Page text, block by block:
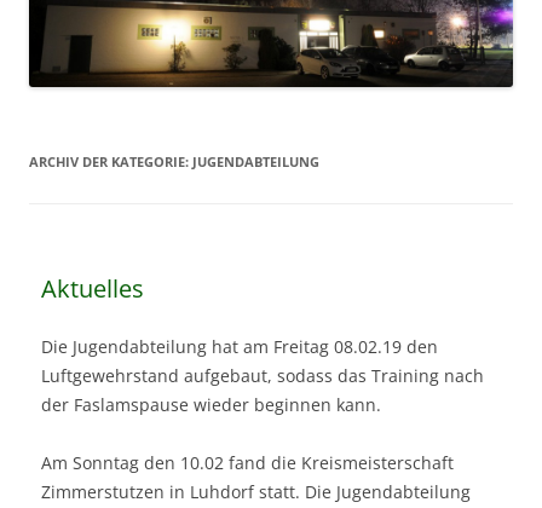
ARCHIV DER KATEGORIE: JUGENDABTEILUNG
Aktuelles
Die Jugendabteilung hat am Freitag 08.02.19 den
Luftgewehrstand aufgebaut, sodass das Training nach
der Faslamspause wieder beginnen kann.
Am Sonntag den 10.02 fand die Kreismeisterschaft
Zimmerstutzen in Luhdorf statt. Die Jugendabteilung